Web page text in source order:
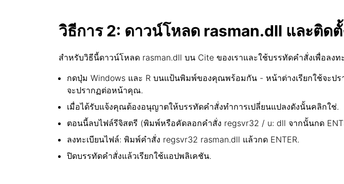
วิธีการ 2: ดาวน์โหลด rasman.dll และติดตั้
สำหรับวิธีนี้ดาวน์โหลด rasman.dll บน Cite ของเราและใช้บรรทัดคำสั่งเพื่อลงท
กดปุ่ม Windows และ R บนแป้นพิมพ์ของคุณพร้อมกัน - หน้าต่างเรียกใช้จะ
จะปรากฏต่อหน้าคุณ.
เมื่อได้รับแจ้งคุณต้องอนุญาตให้บรรทัดคำสั่งทำการเปลี่ยนแปลงดังนั้นคลิกใช่.
ตอนนี้ลบไฟล์รีจิสตรี (พิมพ์หรือคัดลอกคำสั่ง regsvr32 / u: dll จากนั้นกด
ลงทะเบียนไฟล์: พิมพ์คำสั่ง regsvr32 rasman.dll แล้วกด ENTER.
ปิดบรรทัดคำสั่งแล้วเรียกใช้แอปพลิเคชัน.